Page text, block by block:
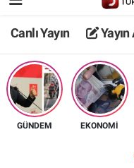
Canlı Yayın Yayın
GÜNDEM EKONOMİ
TV 5 Ekranı ve